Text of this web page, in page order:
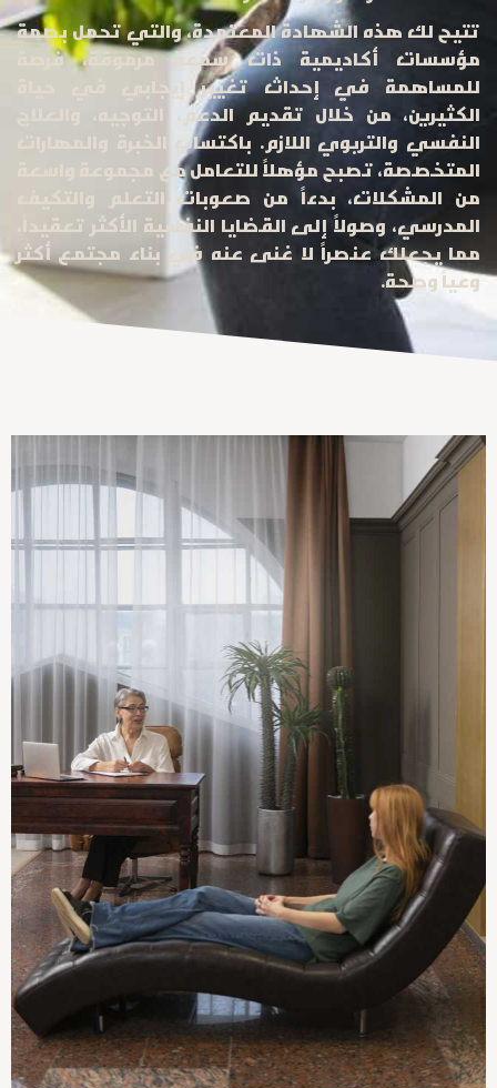
تتيح لك هذه الشهادة المعتمدة، والتي تحمل بصمة
مؤسسات أكاديمية ذات سمعة مرموقة، فرصة
للمساهمة في إحداث تغيير إيجابي في حياة
الكثيرين، من خلال تقديم الدعم، التوجيه، والعلاج
النفسي والتربوي اللازم. باكتساب الخبرة والمهارات
المتخصصة، تصبح مؤهلاً للتعامل مع مجموعة واسعة
من المشكلات، بدءاً من صعوبات التعلم والتكيف
المدرسي، وصولاً إلى القضايا النفسية الأكثر تعقيداً،
مما يجعلك عنصراً لا غنى عنه في بناء مجتمع أكثر
وعياً وصحة.